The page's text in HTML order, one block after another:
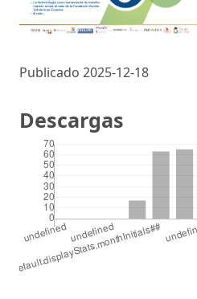
Publicado 2025-12-18
Descargas